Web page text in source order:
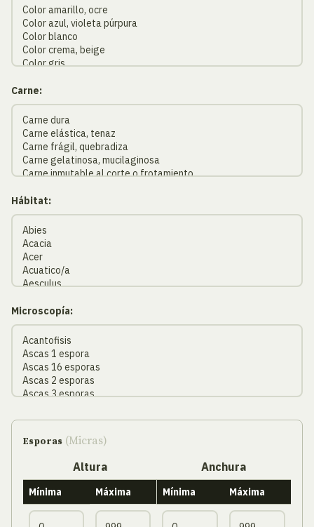
Carne:
Hábitat:
Microscopía:
Esporas (Micras)
Altura
Anchura
Mínima Máxima Mínima Máxima